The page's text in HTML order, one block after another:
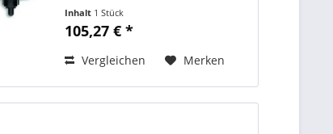
mit Rizoma hergestellt. ORIGINAL
DUCATI PERFORMANCE Art. - Nr.:
Inhalt 1 Stück
105,27 € *
Vergleichen Merken